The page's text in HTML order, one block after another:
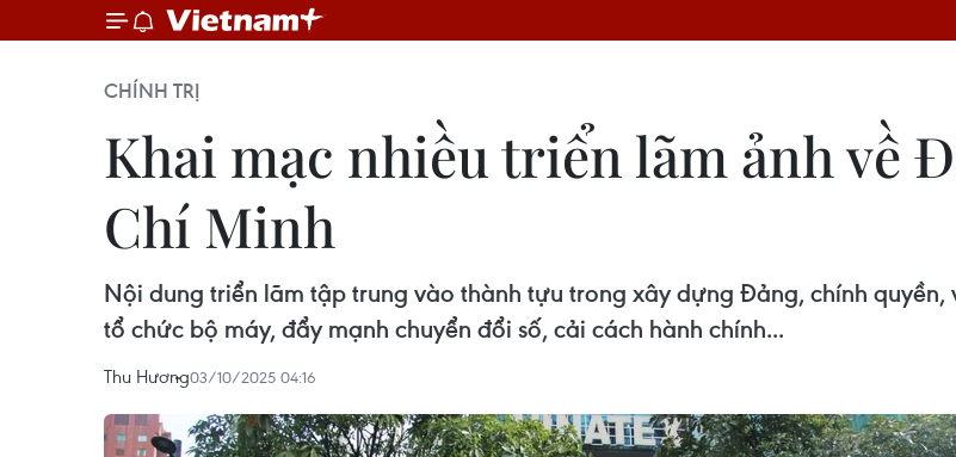
CHÍNH TRỊ
Khai mạc nhiều triển lãm ảnh về
Chí Minh
Nội dung triển lãm tập trung vào thành tựu trong xây dựng Đảng, chính
tổ chức bộ máy, đẩy mạnh chuyển đổi số, cải cách hành chính...
Thu Hương03/10/2025 04:16